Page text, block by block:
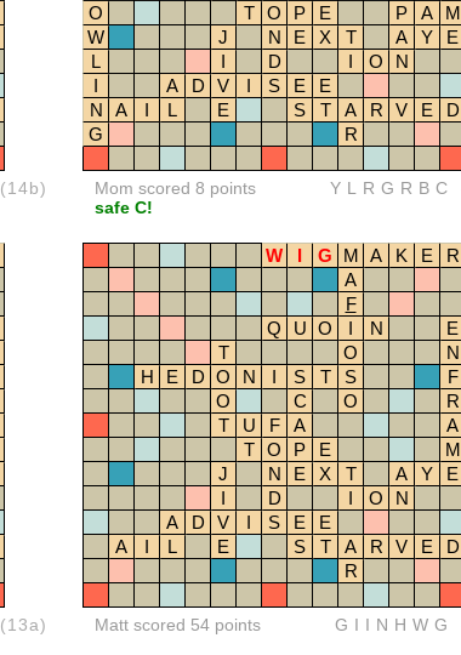
(14b)
O
T O P E P A
M
W
J N E X T A Y
E
L
I D I O
N
I
A D V I S E
E
N
A I L E S T A R V E
D
G
R
Mom scored 8 points
safe C!
YLRGRBC
(13a)
W I G M A K E
R
A
F
Q
U O I N
E
T
O
N
H
E D O N I S T S
F
O
C O
R
T
U F A
A
T
O P E
M
J
N E X T A Y
E
I
D I O
N
A
D V I S E
E
A
I L E S T A R V E
D
R
Matt scored 54 points GIINHWG